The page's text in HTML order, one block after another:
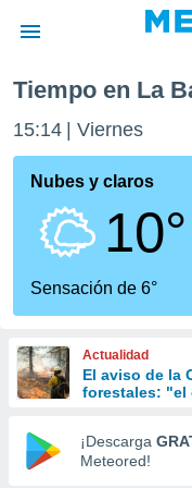
de
ha
calidad.
a este
las
y
forma
digital
basada
Tiempo en La
15:14 Viernes
Nubes y claros
10°
Sensación de 6°
Actualidad
El aviso de la
forestales: "el
¡Descarga
Meteored!